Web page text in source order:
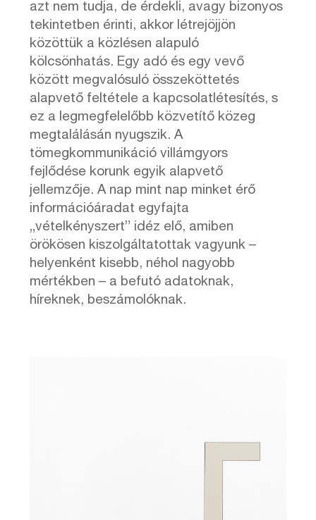
azt nem tudja, de érdekli, avagy bizonyos
tekintetben érinti, akkor létrejöjjön
közöttük a közlésen alapuló
kölcsönhatás. Egy adó és egy vevő
között megvalósuló összeköttetés
alapvető feltétele a kapcsolatlétesítés, s
ez a legmegfelelőbb közvetítő közeg
megtalálásán nyugszik. A
tömegkommunikáció villámgyors
fejlődése korunk egyik alapvető
jellemzője. A nap mint nap minket érő
információáradat egyfajta
„vételkényszert” idéz elő, amiben
örökösen kiszolgáltatottak vagyunk –
helyenként kisebb, néhol nagyobb
mértékben – a befutó adatoknak,
híreknek, beszámolóknak.